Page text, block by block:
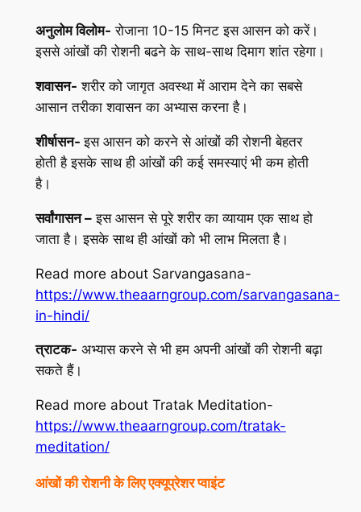
अनुलोम विलोम- रोजाना 10-15 मिनट इस आसन को करें।
इससे आंखों की रोशनी बढने के साथ-साथ दिमाग शांत रहेगा।
शवासन- शरीर को जागृत अवस्था में आराम देने का सबसे
आसान तरीका शवासन का अभ्यास करना है।
शीर्षासन-इस आसन को करने से आंखों की रोशनी बेहतर
होती है इसके साथ ही आंखों की कई समस्याएं भी कम होती
है।
सर्वांगासन –इस आसन से पूरे शरीर का व्यायाम एक साथ हो
जाता है। इसके साथ ही आंखों को भी लाभ मिलता है।
Read more about Sarvangasana-
https://www.theaarngroup.com/sarvangasana-
in-hindi/
त्राटक- अभ्यास करने से भी हम अपनी आंखों की रोशनी बढ़ा
सकते हैं।
Read more about Tratak Meditation-
https://www.theaarngroup.com/tratak-
meditation/
आंखोंकीरोशनीकेलिएएक्यूप्रेशरप्वाइंट